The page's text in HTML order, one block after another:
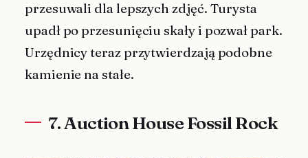
przesuwali dla lepszych zdjęć. Turysta
upadł po przesunięciu skały i pozwał park.
Urzędnicy teraz przytwierdzają podobne
kamienie na stałe.
7. Auction House Fossil Rock